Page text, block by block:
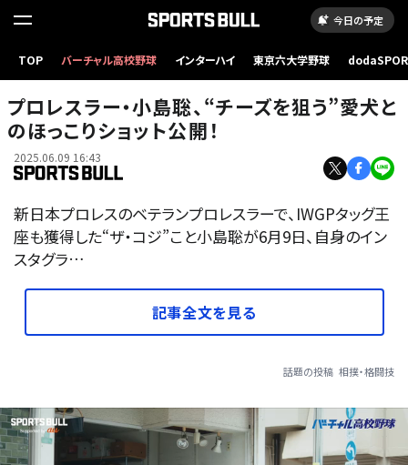
今日の予定
TOP バーチャル高校野球 インターハイ 東京六大学野球
プロレスラー・小島聡、“チーズを狙う”愛犬と
のほっこりショット公開！
2025.06.09 16:43
新日本プロレスのベテランプロレスラーで、IWGPタッグ王
座も獲得した“ザ・コジ”こと小島聡が6月9日、自身のイン
スタグラ…
記事全文を見る
話題の投稿 相撲・格闘技